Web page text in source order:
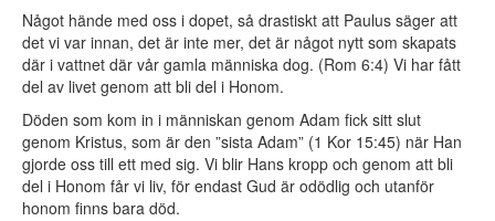
Något hände med oss i dopet, så drastiskt att Paulus säger att
det vi var innan, det är inte mer, det är något nytt som skapats
där i vattnet där vår gamla människa dog. (Rom 6:4) Vi har fått
del av livet genom att bli del i Honom.
Döden som kom in i människan genom Adam fick sitt slut
genom Kristus, som är den ”sista Adam” (1 Kor 15:45) när Han
gjorde oss till ett med sig. Vi blir Hans kropp och genom att bli
del i Honom får vi liv, för endast Gud är odödlig och utanför
honom finns bara död.